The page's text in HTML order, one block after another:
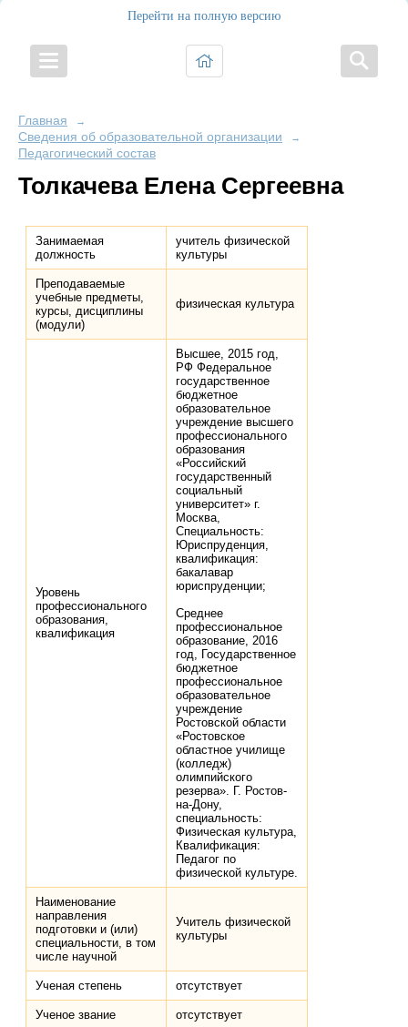
Перейти на полную версию
Главная →
Сведения об образовательной организации →
Педагогический состав
Толкачева Елена Сергеевна
Занимаемая
должность
учитель физической
культуры
Преподаваемые
учебные предметы,
курсы, дисциплины
(модули)
физическая культура
Уровень
профессионального
образования,
квалификация
Высшее, 2015 год,
РФ Федеральное
государственное
бюджетное
образовательное
учреждение высшего
профессионального
образования
«Российский
государственный
социальный
университет» г.
Москва,
Специальность:
Юриспруденция,
квалификация:
бакалавар
юриспруденции;
Среднее
профессиональное
образование, 2016
год, Государственное
бюджетное
профессиональное
образовательное
учреждение
Ростовской области
«Ростовское
областное училище
(колледж)
олимпийского
резерва». Г. Ростов-
на-Дону,
специальность:
Физическая культура,
Квалификация:
Педагог по
физической культуре.
Наименование
направления
подготовки и (или)
специальности, в том
числе научной
Учитель физической
культуры
Ученая степень отсутствует
Ученое звание отсутствует